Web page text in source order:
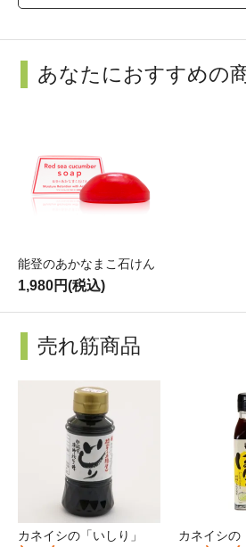
あなたにおすすめの
能登のあかなまこ石けん
1,980円(税込)
売れ筋商品
カネイシの「いしり」
カネイシの